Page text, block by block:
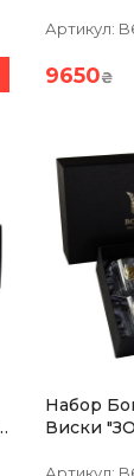
Артикул:
9650₴
Набор
Виски